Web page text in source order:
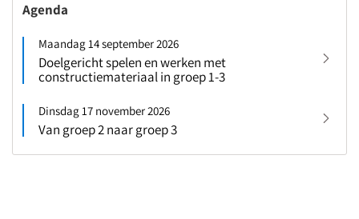
Agenda
Maandag 14 september 2026
Doelgericht spelen en werken met
constructiemateriaal in groep 1-3
Dinsdag 17 november 2026
Van groep 2 naar groep 3